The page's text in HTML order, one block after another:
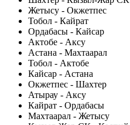
Жетысу - Окжетпес
Тобол - Кайрат
Ордабасы - Кайсар
Актобе - Аксу
Астана - Махтаарал
Тобол - Актобе
Кайсар - Астана
Окжетпес - Шахтер
Атырау - Аксу
Кайрат - Ордабасы
Махтаарал - Жетысу